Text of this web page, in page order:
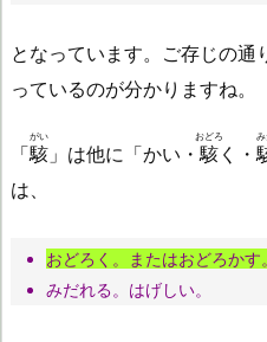
となっています。ご存じの通
っているのが分かりますね。
「駭
がい
」は他に「かい・駭
おどろ
く・
は、
おどろく。またはおどろかす。
みだれる。はげしい。